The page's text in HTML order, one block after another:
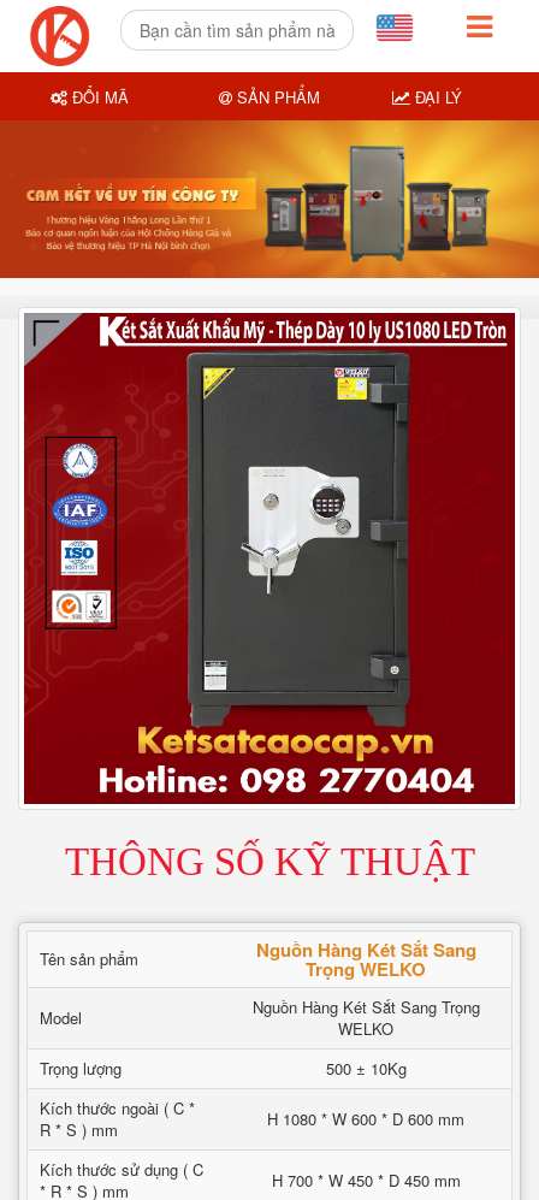
THÔNG SỐ KỸ THUẬT
Tên sản phẩm Nguồn Hàng Két Sắt Sang
Trọng WELKO
Model
Nguồn Hàng Két Sắt Sang Trọng
WELKO
Trọng lượng
500 ± 10Kg
Kích thước ngoài ( C *
R * S ) mm
H 1080 * W 600 * D 600 mm
Kích thước sử dụng ( C
* R * S ) mm
H 700 * W 450 * D 450 mm
ĐỔI MÃ SẢN PHẨM ĐẠI LÝ